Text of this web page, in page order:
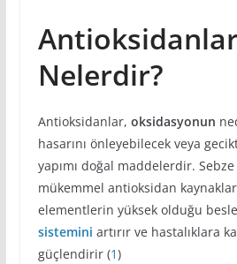
Nelerdir?
Antioksidanlar, oksidasyonun
hasarını önleyebilecek veya
yapımı doğal maddelerdir.
mükemmel antioksidan
elementlerin yüksek olduğu
sistemini artırır ve hastalıklara
güçlendirir (1)